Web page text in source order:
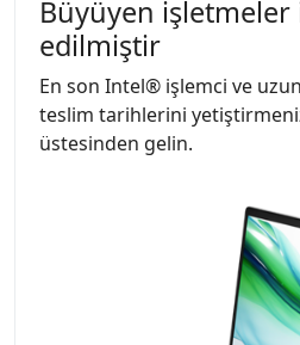
Büyüyen
edilmiştir
En son Intel® işlemci ve
teslim tarihlerini
üstesinden gelin.